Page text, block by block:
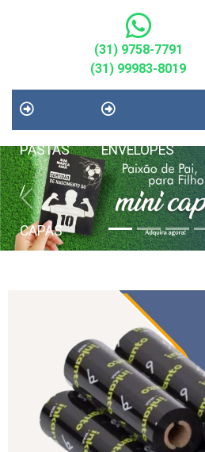
(31) 9758-7791
(31) 99983-8019
PASTAS
/
CAPAS
ENVELOPES
Previous